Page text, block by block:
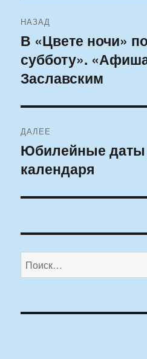
по
записям
НАЗАД
Предыдущая
запись:
В «Цвете ночи»
субботу».
Заславским
ДАЛЕЕ
Следующая
запись:
Юбилейные даты
календаря
Искать: